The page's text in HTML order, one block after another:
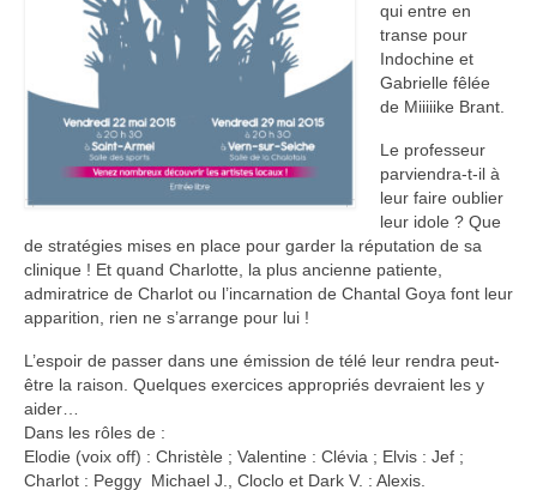
2017 – Frousses écossaises
2016 – Oyez ? Oh, yé !
2015 – Et Dieu créa les fans
2014 – Une vie de passage
2013 – Sur une île flottante
En coulisse
Il était une fois …
Les comédiennes et les comédiens
La presse en parle
qui entre en
transe pour
Indochine et
Gabrielle fêlée
de Miiiiike Brant.
Le professeur
parviendra-t-il à
leur faire oublier
leur idole ? Que
de stratégies mises en place pour garder la réputation de sa
clinique ! Et quand Charlotte, la plus ancienne patiente,
admiratrice de Charlot ou l’incarnation de Chantal Goya font leur
apparition, rien ne s’arrange pour lui !
L’espoir de passer dans une émission de télé leur rendra peut-
être la raison. Quelques exercices appropriés devraient les y
aider…
Dans les rôles de :
Elodie (voix off) : Christèle ; Valentine : Clévia ; Elvis : Jef ;
Charlot : Peggy Michael J., Cloclo et Dark V. : Alexis.